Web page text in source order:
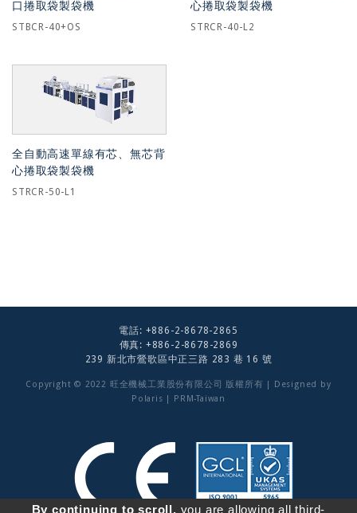
口捲取袋製袋機
STBCR-40+OS
心捲取袋製袋機
STRCR-40-L2
全自動高速單線有芯、無芯背
心捲取袋製袋機
STRCR-50-L1
電話: +886-2-8678-2865
傳真: +886-2-8678-2869
239 新北市鶯歌區中正三路 283 巷 16 號
Copyright © 2022 旺全機械工業股份有限公司 版權所有 | Designed by
Polaris | PRM-Taiwan
By continuing to scroll, you are allowing all third-